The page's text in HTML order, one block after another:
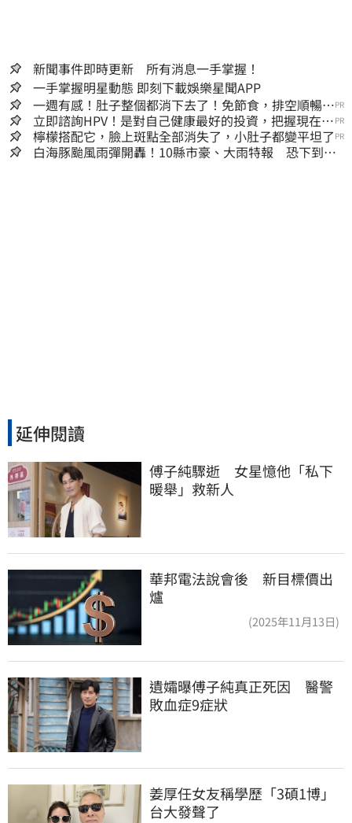
新聞事件即時更新 所有消息一手掌握！
一手掌握明星動態 即刻下載娛樂星聞APP
一週有感！肚子整個都消下去了！免節食，排空順暢就
夠
PR
立即諮詢HPV！是對自己健康最好的投資，把握現在不
嫌晚！
PR
檸檬搭配它，臉上斑點全部消失了，小肚子都變平坦了 PR
白海豚颱風雨彈開轟！10縣市豪、大雨特報 恐下到明
延伸閱讀
傅子純驟逝　女星憶他「私下
暖舉」救新人
華邦電法說會後 新目標價出
爐
(2025年11月13日)
遺孀曝傅子純真正死因　醫警
敗血症9症狀
姜厚任女友稱學歷「3碩1博」
台大發聲了